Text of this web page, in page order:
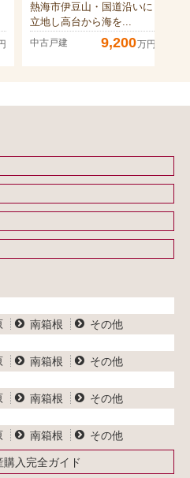
熱海市伊豆山・国道沿いに
立地し高台から海を...
中古戸建 9,200万円
南箱根
その他
南箱根
その他
南箱根
その他
南箱根 その他
購入完全ガイド